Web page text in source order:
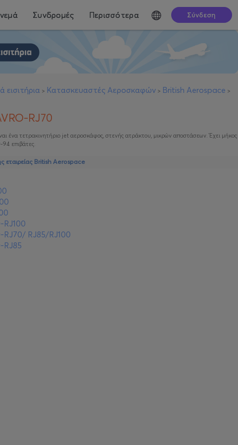
Συνδρομές Περισσότερα Σύνδεση
εισιτήρια > Κατασκευαστές Αεροσκαφών > British Aerospace >
RJ70
ένα τετρακινητήριο jet αεροσκάφος, στενής ατράκτου, μικρών αποστάσεων. Έχει μήκος
επιβάτες.
εταιρείας British Aerospace
RJ100
RJ70/ RJ85/RJ100
RJ85